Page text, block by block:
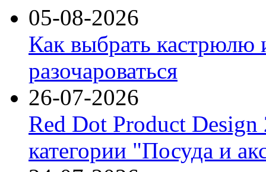
05-08-2026
Как выбрать кастрюлю
разочароваться
26-07-2026
Red Dot Product Design
категории "Посуда и